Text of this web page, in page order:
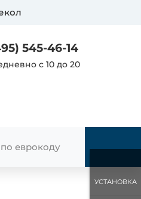
545-46-14
с 10 до 20
УСТАНОВКА